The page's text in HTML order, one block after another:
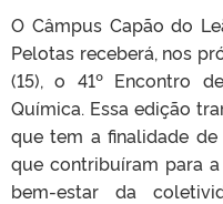
O Câmpus Capão do
Pelotas receberá, nos
(15), o 41º Encontro
Química. Essa edição
que tem a finalidade de
que contribuíram para
bem-estar da